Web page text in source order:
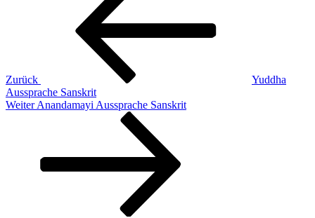
Zurück
Yuddha
Aussprache Sanskrit
Nächster
Weiter Anandamayi Aussprache Sanskrit